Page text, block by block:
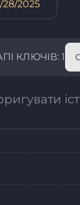
28/2025
КЛЮЧІВ: 1